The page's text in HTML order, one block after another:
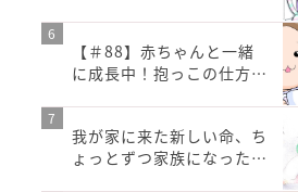
【＃88】赤ちゃんと一緒
に成長中！抱っこの仕方…
我が家に来た新しい命、ち
ょっとずつ家族になった…